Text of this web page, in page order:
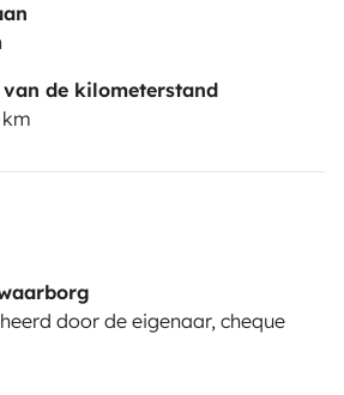
de kilometerstand
door de eigenaar, cheque